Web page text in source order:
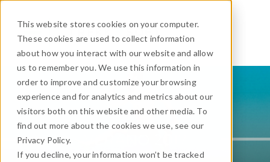
This website stores cookies on your computer.
These cookies are used to collect information
about how you interact with our website and allow
us to remember you. We use this information in
order to improve and customize your browsing
experience and for analytics and metrics about our
visitors both on this website and other media. To
find out more about the cookies we use, see our
Privacy Policy.
If you decline, your information won’t be tracked